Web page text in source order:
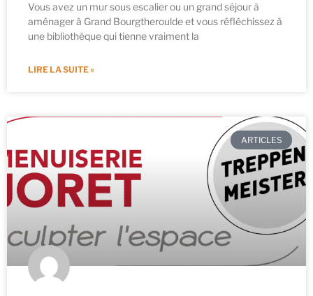
Vous avez un mur sous escalier ou un grand séjour à
aménager à Grand Bourgtheroulde et vous réfléchissez à
une bibliothèque qui tienne vraiment la
LIRE LA SUITE »
ARTICLES